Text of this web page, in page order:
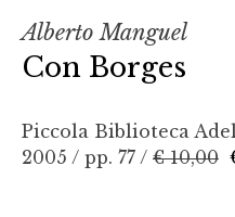
Alberto Manguel
Con Borges
Piccola Biblioteca
2005 / pp. 77 / € 10,00